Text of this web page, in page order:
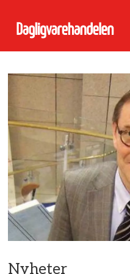
Nyheter